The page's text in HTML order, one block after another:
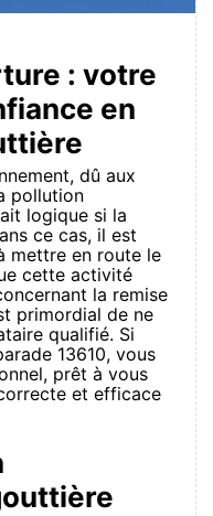
: votre
en
dû aux
pollution
logique si la
ce cas, il est
mettre en route le
cette activité
la remise
primordial de ne
qualifié. Si
13610, vous
prêt à vous
et efficace